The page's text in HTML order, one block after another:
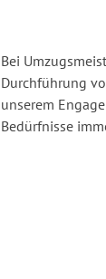
Bei
Durchführung
unserem
Bedürfnisse